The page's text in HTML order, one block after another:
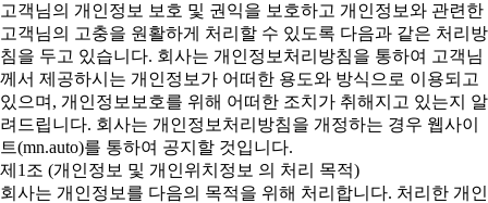
고객님의 개인정보 보호 및 권익을 보호하고 개인정보와 관련한
고객님의 고충을 원활하게 처리할 수 있도록 다음과 같은 처리방
침을 두고 있습니다. 회사는 개인정보처리방침을 통하여 고객님
께서 제공하시는 개인정보가 어떠한 용도와 방식으로 이용되고
있으며, 개인정보보호를 위해 어떠한 조치가 취해지고 있는지 알
려드립니다. 회사는 개인정보처리방침을 개정하는 경우 웹사이
트(mn.auto)를 통하여 공지할 것입니다.
제1조 (개인정보 및 개인위치정보 의 처리 목적)
회사는 개인정보를 다음의 목적을 위해 처리합니다. 처리한 개인